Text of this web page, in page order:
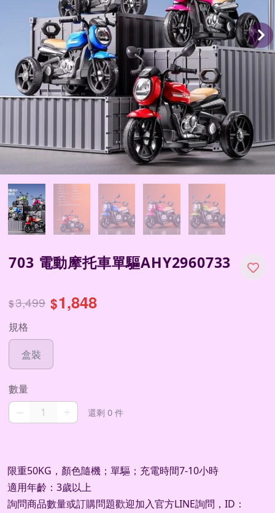
703 電動摩托車單驅AHY2960733
$3,499 $1,848
規格
盒裝
數量
還剩 0 件
限重50KG，顏色隨機；單驅；充電時間7-10小時
適用年齡：3歲以上
詢問商品數量或訂購問題歡迎加入官方LINE詢問，ID：